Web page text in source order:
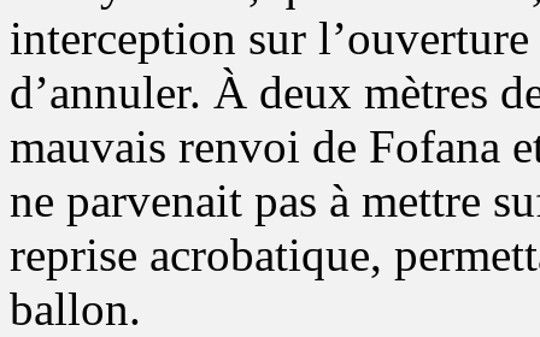
interception sur
d’annuler. À deux mètres
mauvais renvoi de Fofana
ne parvenait pas à mettre
reprise acrobatique,
ballon.